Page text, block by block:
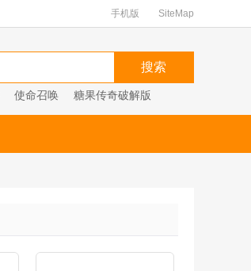
手机版 SiteMap
使命召唤 糖果传奇破解版